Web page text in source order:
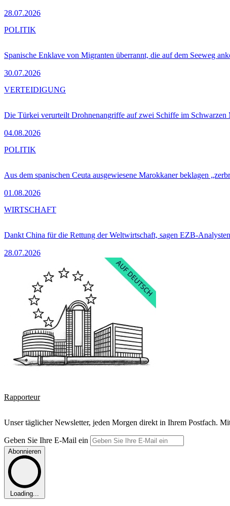
28.07.2026
Spanische Enklave von Migranten überrannt, die auf dem Seeweg
30.07.2026
POLITIK
Die Türkei verurteilt Drohnenangriffe auf zwei Schiffe im Schwarzen
04.08.2026
VERTEIDIGUNG
Aus dem spanischen Ceuta ausgewiesene Marokkaner beklagen
01.08.2026
POLITIK
Dankt China für die Rettung der Weltwirtschaft, sagen EZB-Analysten
28.07.2026
WIRTSCHAFT
Rapporteur
Unser täglicher Newsletter, jeden Morgen direkt in Ihrem Postfach.
Geben Sie Ihre E-Mail ein
Abonnieren
Loading...